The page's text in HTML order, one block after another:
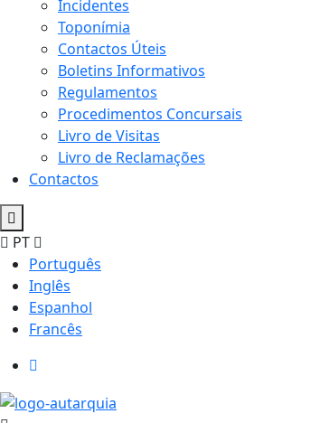
Incidentes
Toponímia
Contactos Úteis
Boletins Informativos
Regulamentos
Procedimentos Concursais
Livro de Visitas
Livro de Reclamações
Contactos
PT
Português
Inglês
Espanhol
Francês